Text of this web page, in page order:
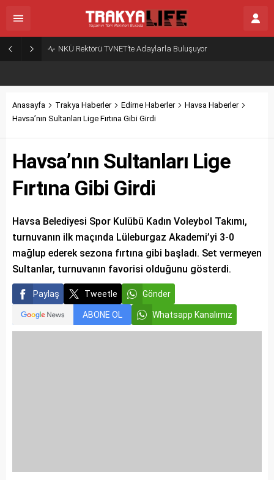
NKÜ Rektörü TVNET’te Adaylarla Buluşuyor
Anasayfa Trakya Haberler Edirne Haberler
Havsa Haberler
Havsa’nın Sultanları Lige Fırtına Gibi Girdi
Havsa’nın Sultanları Lige
Fırtına Gibi Girdi
Havsa Belediyesi Spor Kulübü Kadın Voleybol Takımı,
turnuvanın ilk maçında Lüleburgaz Akademi’yi 3-0
mağlup ederek sezona fırtına gibi başladı. Set vermeyen
Sultanlar, turnuvanın favorisi olduğunu gösterdi.
Paylaş Tweetle Gönder
ABONE OL Whatsapp Kanalımız